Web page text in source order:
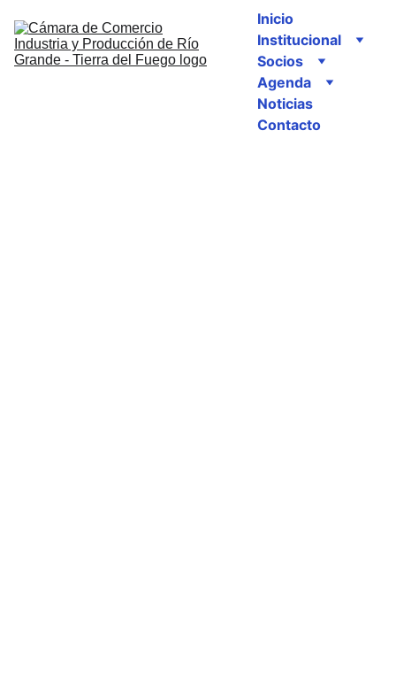
Inicio
Institucional
Socios
Agenda
Noticias
Contacto